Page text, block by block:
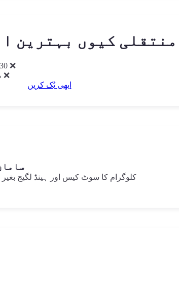
منتقلی کیوں بہترین
❌
120 منٹ ❌
ابھی بُک کریں
🧳